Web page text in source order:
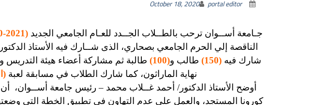
October 18, 2020 portal editor
جـامعة أســوان ترحب بالطــلاب الجــدد للعـام الجامعي الجديد (2021-2020)
الناقصة إلي الحرم الجامعي بصحاري، الذى شــارك فيه الأستاذ
شارك فيه(150) طالب و(100) طالبة ثم مشاركة أعضاء هيئة التدريس
نهاية الماراثون، كما شارك الطلاب في مسابقة لعبة
أوضح الأستاذ الدكتور/ أحمد غــلاب محمد – رئيس جامعة أســوان، أن
كورونا المستجد، والعمل علي عدم التهاون فى تطبيق الخطة التي